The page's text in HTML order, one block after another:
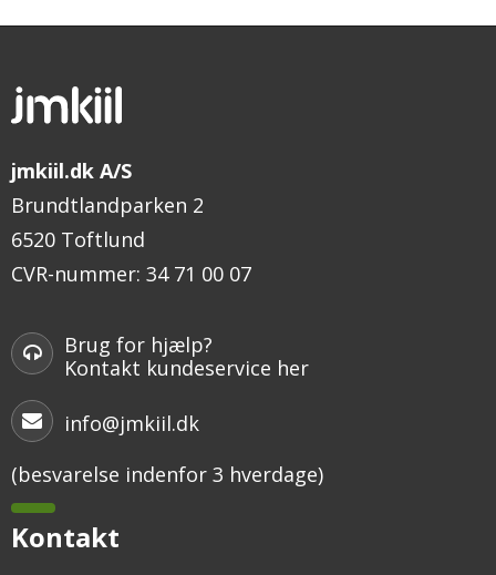
jmkiil.dk A/S
Brundtlandparken 2
6520 Toftlund
CVR-nummer: 34 71 00 07
Brug for hjælp?
Kontakt kundeservice her
info@jmkiil.dk
(besvarelse indenfor 3 hverdage)
Kontakt